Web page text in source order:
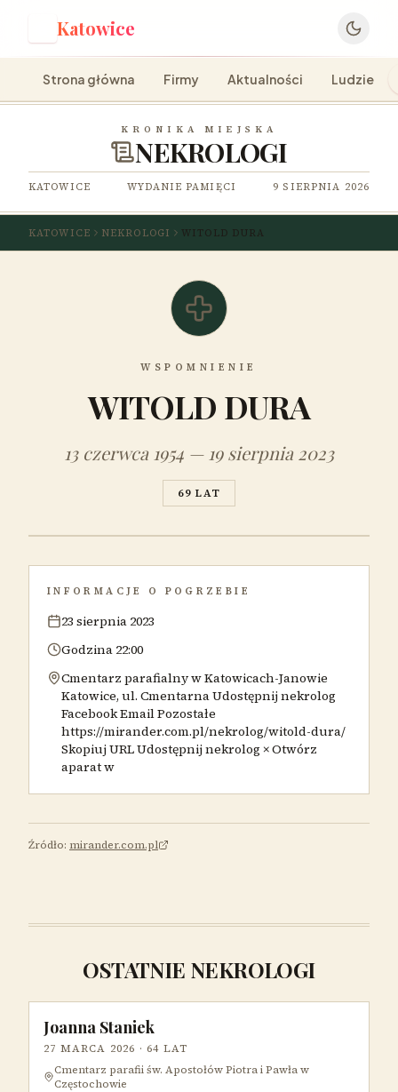
Katowice
Strona główna Firmy Aktualności Ludzie
KRONIKA MIEJSKA
NEKROLOGI
KATOWICE WYDANIE PAMIĘCI 9 SIERPNIA 2026
KATOWICE NEKROLOGI WITOLD DURA
WSPOMNIENIE
WITOLD DURA
13 czerwca 1954 — 19 sierpnia 2023
69 LAT
INFORMACJE O POGRZEBIE
23 sierpnia 2023
Godzina 22:00
Cmentarz parafialny w Katowicach-Janowie
Katowice, ul. Cmentarna Udostępnij nekrolog
Facebook Email Pozostałe
https://mirander.com.pl/nekrolog/witold-dura/
Skopiuj URL Udostępnij nekrolog × Otwórz
aparat w
Źródło: mirander.com.pl
OSTATNIE NEKROLOGI
Joanna Staniek
27 MARCA 2026 · 64 LAT
Cmentarz parafii św. Apostołów Piotra i Pawła w
Częstochowie